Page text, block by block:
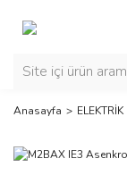
Anasayfa